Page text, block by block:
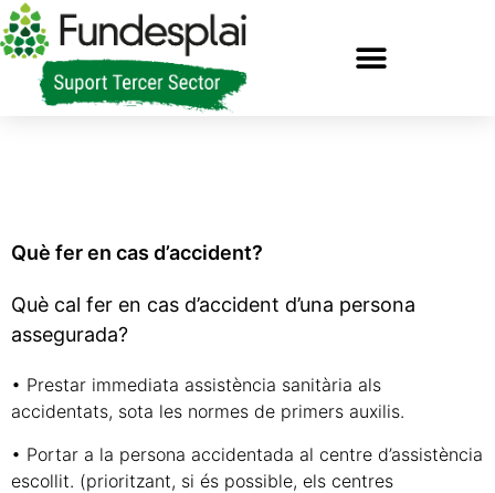
Què fer en cas d’accident?
Què cal fer en cas d’accident d’una persona
assegurada?
• Prestar immediata assistència sanitària als
accidentats, sota les normes de primers auxilis.
• Portar a la persona accidentada al centre d’assistència
escollit. (prioritzant, si és possible, els centres